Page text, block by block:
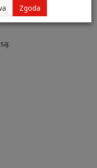
regulowany jest za
Zgoda